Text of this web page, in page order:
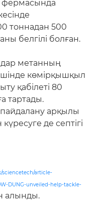
фермасында
тоннадан 500
белгілі болған.
метанның
көмірқышқыл
қабілеті 80
тартады.
арқылы
де септігі
sciencetech/article-
DUNG-unveiled-help-tackle-
алынды.